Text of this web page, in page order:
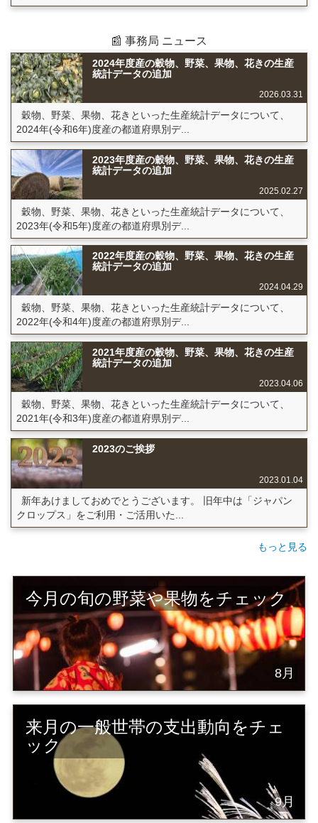
📰 事務局 ニュース
2024年度産の穀物、野菜、果物、花きの生産
統計データの追加
2026.03.31
穀物、野菜、果物、花きといった生産統計データについて、
2024年(令和6年)度産の都道府県別デ...
2023年度産の穀物、野菜、果物、花きの生産
統計データの追加
2025.02.27
穀物、野菜、果物、花きといった生産統計データについて、
2023年(令和5年)度産の都道府県別デ...
2022年度産の穀物、野菜、果物、花きの生産
統計データの追加
2024.04.29
穀物、野菜、果物、花きといった生産統計データについて、
2022年(令和4年)度産の都道府県別デ...
2021年度産の穀物、野菜、果物、花きの生産
統計データの追加
2023.04.06
穀物、野菜、果物、花きといった生産統計データについて、
2021年(令和3年)度産の都道府県別デ...
2023のご挨拶
2023.01.04
新年あけましておめでとうございます。 旧年中は「ジャパン
クロップス」をご利用・ご活用いた...
もっと見る
今月の旬の野菜や果物をチェック
8月
来月の一般世帯の支出動向をチェ
ック
9月